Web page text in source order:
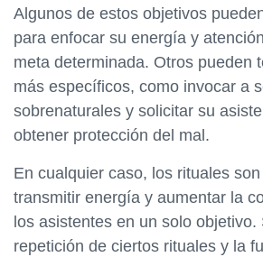
Algunos de estos objetivos
para enfocar su energía y
meta determinada. Otros pueden
más específicos, como invocar a
sobrenaturales y solicitar su
obtener protección del mal.
En cualquier caso, los rituales
transmitir energía y aumentar la
los asistentes en un solo
repetición de ciertos rituales y la